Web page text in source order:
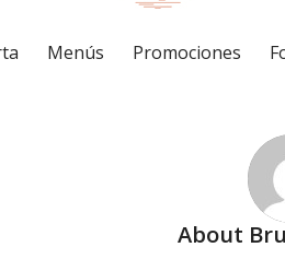
Menús Promociones
About